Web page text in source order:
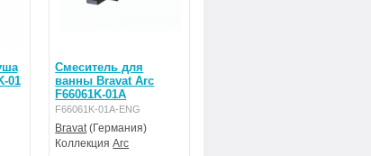
01
Смеситель для
ванны Bravat Arc
F66061K-01A
F66061K-01A-ENG
Bravat(Германия)
КоллекцияArc